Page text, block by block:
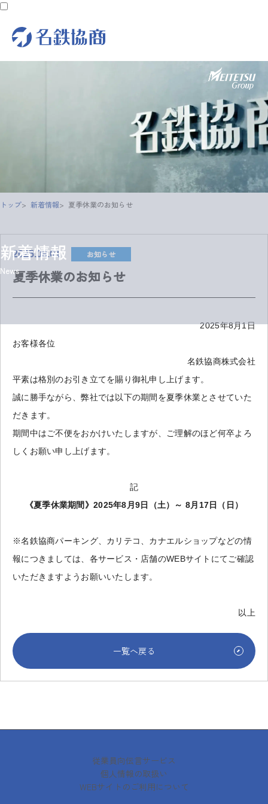
新着情報
News
トップ 新着情報 夏季休業のお知らせ
2025.08.01 お知らせ
夏季休業のお知らせ
2025年8月1日
お客様各位
名鉄協商株式会社
平素は格別のお引き立てを賜り御礼申し上げます。
誠に勝手ながら、弊社では以下の期間を夏季休業とさせていた
だきます。
期間中はご不便をおかけいたしますが、ご理解のほど何卒よろ
しくお願い申し上げます。
記
《夏季休業期間》2025年8月9日（土）～ 8月17日（日）
※名鉄協商パーキング、カリテコ、カナエルショップなどの情
報につきましては、各サービス・店舗のWEBサイトにてご確認
いただきますようお願いいたします。
以上
一覧へ戻る
従業員向伝言サービス
個人情報の取扱い
WEBサイトのご利用について